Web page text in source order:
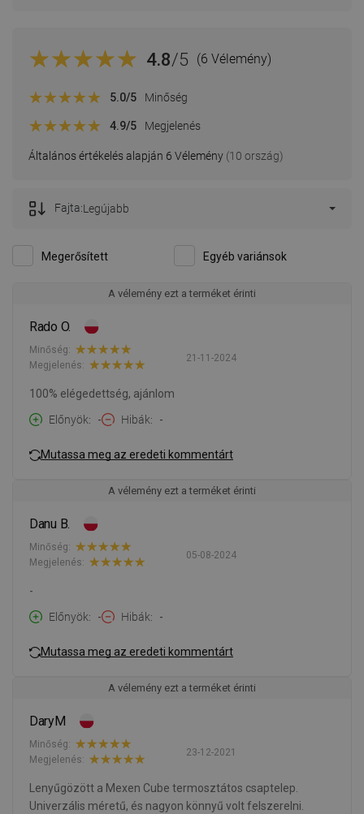
4.8/5 (6 Vélemény)
Általános értékelés alapján 6 Vélemény (10 ország)
5.0/5 Minőség
4.9/5 Megjelenés
Megerősített Egyéb variánsok
Fajta:Legújabb
A vélemény ezt a terméket érinti
Rado O.
21-11-2024
Minőség:
Megjelenés:
100% elégedettség, ajánlom
Előnyök
- Hibák -
Mutassa meg az eredeti kommentárt
A vélemény ezt a terméket érinti
Danu B.
05-08-2024
Minőség:
Megjelenés:
-
Előnyök
- Hibák -
Mutassa meg az eredeti kommentárt
A vélemény ezt a terméket érinti
DaryM
23-12-2021
Minőség:
Megjelenés:
Lenyűgözött a Mexen Cube termosztátos csaptelep.
Univerzális méretű, és nagyon könnyű volt felszerelni.